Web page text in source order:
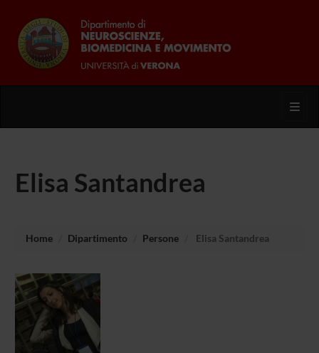
Elisa Santandrea
Home Dipartimento Persone Elisa Santandrea